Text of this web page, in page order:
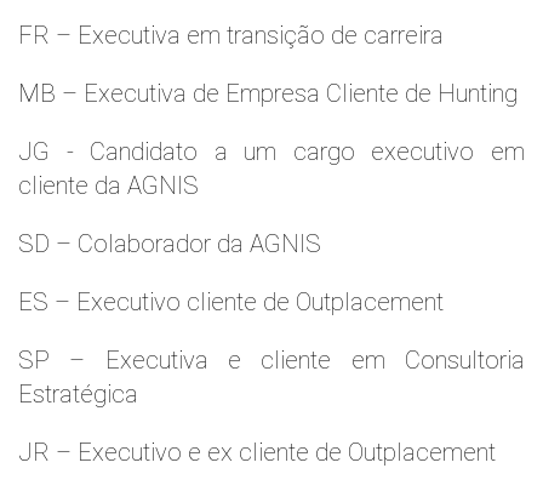
FR – Executiva em transição de carreira
MB – Executiva de Empresa Cliente de Hunting
JG - Candidato a um cargo executivo em
cliente da AGNIS
SD – Colaborador da AGNIS
ES – Executivo cliente de Outplacement
SP – Executiva e cliente em Consultoria
Estratégica
JR – Executivo e ex cliente de Outplacement